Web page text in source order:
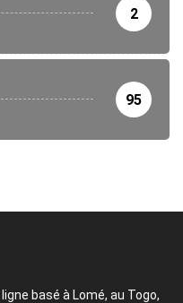
2
95
basé à Lomé, au Togo,